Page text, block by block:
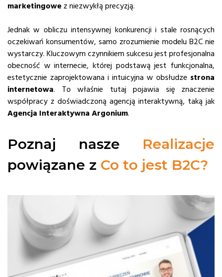
marketingowe z niezwykłą precyzją.
Jednak w obliczu intensywnej konkurencji i stale rosnących
oczekiwań konsumentów, samo zrozumienie modelu B2C nie
wystarczy. Kluczowym czynnikiem sukcesu jest profesjonalna
obecność w internecie, której podstawą jest funkcjonalna,
estetycznie zaprojektowana i intuicyjna w obsłudze strona
internetowa. To właśnie tutaj pojawia się znaczenie
współpracy z doświadczoną agencją interaktywną, taką jak
Agencja Interaktywna Argonium.
Poznaj nasze Realizacje
powiązane z Co to jest B2C?